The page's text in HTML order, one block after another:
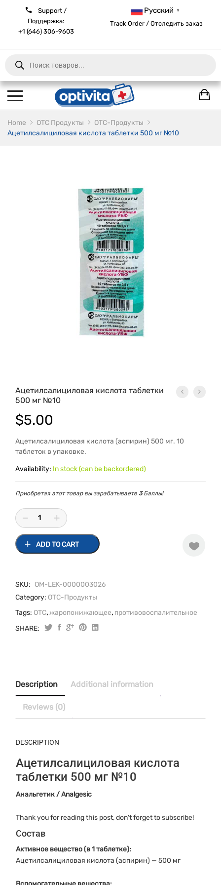
Support /
Поддержка:
+1 (646) 306-9603
Русский ▼
Track Order / Отследить заказ
Products
search
Home ОТС Продукты
OTC-Продукты
Ацетилсалициловая кислота таблетки 500 мг №10
Ацетилсалициловая кислота таблетки
500 мг №10
$5.00
Ацетилсалициловая кислота (аспирин) 500 мг. 10
таблеток в упаковке.
Availability: In stock (can be backordered)
Приобретая этот товар вы зарабатываете 3Баллы!
мг
№10
quantity
ADD TO CART
SKU: OM-LEK-0000003026
Category: OTC-Продукты
Tags: OTC,жаропонижающее, противовоспалительное
SHARE:
Description Additional information
Reviews (0)
DESCRIPTION
Ацетилсалициловая кислота
таблетки 500 мг №10
Анальгетик / Analgesic
Thank you for reading this post, don't forget to subscribe!
Состав
Активное вещество (в 1 таблетке):
Ацетилсалициловая кислота (аспирин) — 500 мг